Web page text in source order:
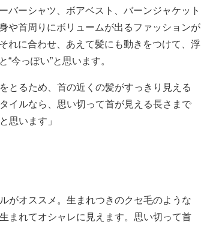
バーシャツ、ボアベスト、バーンジャケット
や首周りにボリュームが出るファッションが
れに合わせ、あえて髪にも動きをつけて、浮
“今っぽい”と思います。
とるため、首の近くの髪がすっきり見える
イルなら、思い切って首が見える長さまで
思います」
がオススメ。生まれつきのクセ毛のような
まれてオシャレに見えます。思い切って首